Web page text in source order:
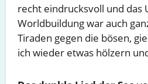
recht eindrucksvoll und das
Worldbuildung war auch
Tiraden gegen die bösen,
ich wieder etwas hölzern